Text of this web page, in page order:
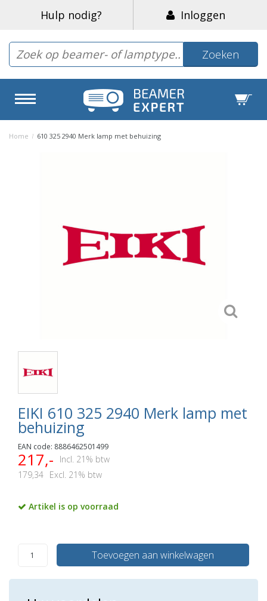
Hulp nodig? Inloggen
Zoeken
Home / 610 325 2940 Merk lamp met behuizing
EIKI 610 325 2940 Merk lamp met
behuizing
EAN code: 8886462501499
217,-
Incl. 21% btw
179,34 Excl. 21% btw
Artikel is op voorraad
Toevoegen aan winkelwagen